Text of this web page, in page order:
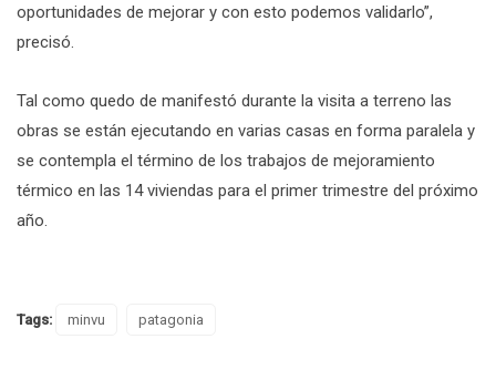
oportunidades de mejorar y con esto podemos validarlo”,
precisó.
Tal como quedo de manifestó durante la visita a terreno las
obras se están ejecutando en varias casas en forma paralela y
se contempla el término de los trabajos de mejoramiento
térmico en las 14 viviendas para el primer trimestre del próximo
año.
Tags: minvu patagonia